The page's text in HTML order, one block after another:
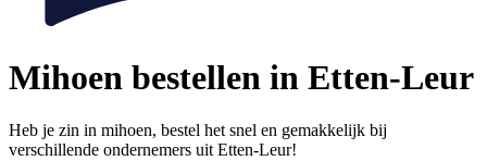
Mihoen bestellen in Etten-Leur
Heb je zin in mihoen, bestel het snel en gemakkelijk bij
verschillende ondernemers uit Etten-Leur!